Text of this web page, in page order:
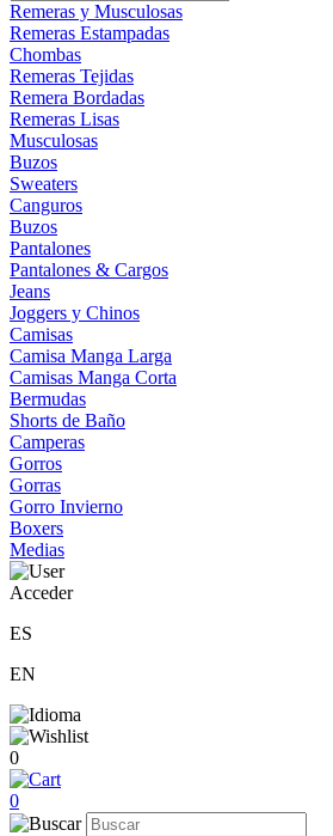
Remeras y Musculosas
Remeras Estampadas
Chombas
Remeras Tejidas
Remera Bordadas
Remeras Lisas
Musculosas
Buzos
Sweaters
Canguros
Buzos
Pantalones
Pantalones & Cargos
Jeans
Joggers y Chinos
Camisas
Camisa Manga Larga
Camisas Manga Corta
Bermudas
Shorts de Baño
Camperas
Gorros
Gorras
Gorro Invierno
Boxers
Medias
Acceder
ES
EN
0
0